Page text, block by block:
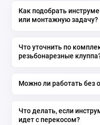
Как подобрать
или монтажную задачу?
Что уточнить по
резьбонарезные
Можно ли работать без
Что делать, если
идет с перекосом?